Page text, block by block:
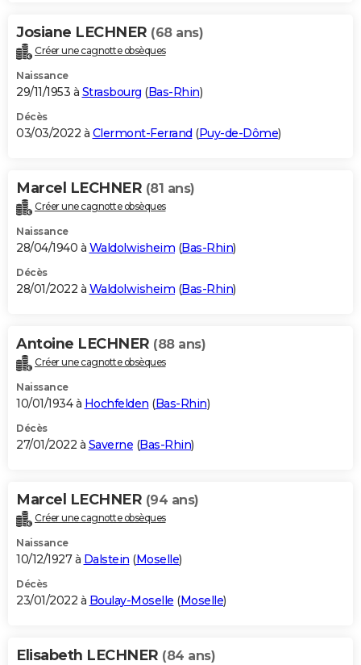
Josiane LECHNER (68 ans)
Créer une cagnotte obsèques
Naissance
29/11/1953 à Strasbourg (Bas-Rhin)
Décès
03/03/2022 à Clermont-Ferrand (Puy-de-Dôme)
Marcel LECHNER (81 ans)
Créer une cagnotte obsèques
Naissance
28/04/1940 à Waldolwisheim (Bas-Rhin)
Décès
28/01/2022 à Waldolwisheim (Bas-Rhin)
Antoine LECHNER (88 ans)
Créer une cagnotte obsèques
Naissance
10/01/1934 à Hochfelden (Bas-Rhin)
Décès
27/01/2022 à Saverne (Bas-Rhin)
Marcel LECHNER (94 ans)
Créer une cagnotte obsèques
Naissance
10/12/1927 à Dalstein (Moselle)
Décès
23/01/2022 à Boulay-Moselle (Moselle)
Elisabeth LECHNER (84 ans)